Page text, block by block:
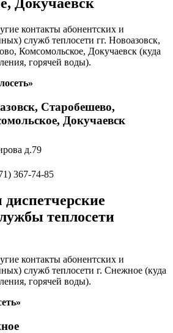
контакты абонентских и
служб теплосети гг. Новоазовск,
Комсомольское, Докучаевск (куда
горячей воды).
Старобешево,
Докучаевск
д.79
367-74-85
теплосети
контакты абонентских и
служб теплосети г. Снежное (куда
горячей воды).